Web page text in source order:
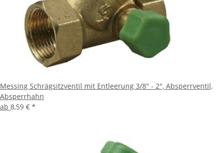
Messing Schrägsitzventil mit Entleerung 3/8" - 2", Absperrventil,
Absperrhahn
ab 8,59 € *